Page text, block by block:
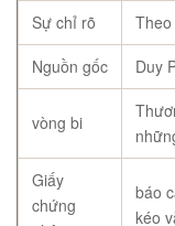
Sự chỉ rõ
Nguồn gốc
Duy
vòng bi
Giấy
chứng
báo
kéo